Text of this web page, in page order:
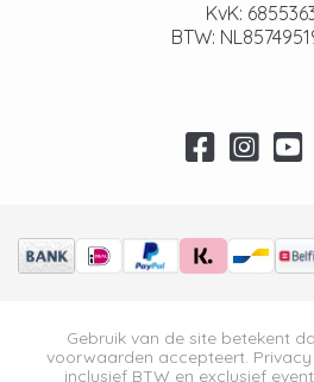
KvK:
BTW:
Gebruik van de site betekent
voorwaarden accepteert.
inclusief BTW en exclusief